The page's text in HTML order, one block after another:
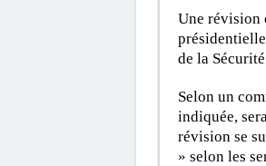
Une révision
de la
Selon un
indiquée,
révision se
» selon les